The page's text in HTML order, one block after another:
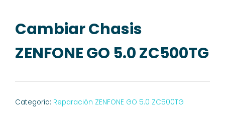
Cambiar Chasis
ZENFONE GO 5.0 ZC500TG
Categoría: Reparación ZENFONE GO 5.0 ZC500TG